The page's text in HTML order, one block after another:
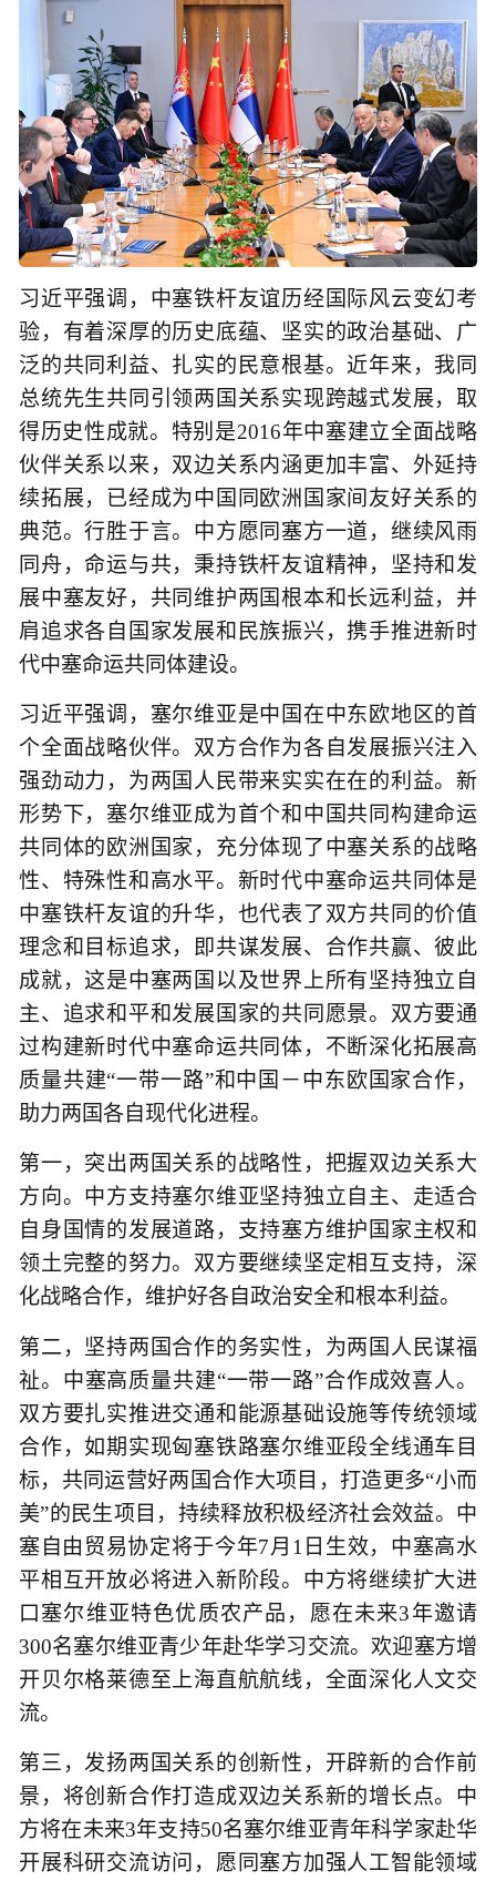
习近平强调，中塞铁杆友谊历经国际风云变幻考
验，有着深厚的历史底蕴、坚实的政治基础、广
泛的共同利益、扎实的民意根基。近年来，我同
总统先生共同引领两国关系实现跨越式发展，取
得历史性成就。特别是2016年中塞建立全面战略
伙伴关系以来，双边关系内涵更加丰富、外延持
续拓展，已经成为中国同欧洲国家间友好关系的
典范。行胜于言。中方愿同塞方一道，继续风雨
同舟，命运与共，秉持铁杆友谊精神，坚持和发
展中塞友好，共同维护两国根本和长远利益，并
肩追求各自国家发展和民族振兴，携手推进新时
代中塞命运共同体建设。
习近平强调，塞尔维亚是中国在中东欧地区的首
个全面战略伙伴。双方合作为各自发展振兴注入
强劲动力，为两国人民带来实实在在的利益。新
形势下，塞尔维亚成为首个和中国共同构建命运
共同体的欧洲国家，充分体现了中塞关系的战略
性、特殊性和高水平。新时代中塞命运共同体是
中塞铁杆友谊的升华，也代表了双方共同的价值
理念和目标追求，即共谋发展、合作共赢、彼此
成就，这是中塞两国以及世界上所有坚持独立自
主、追求和平和发展国家的共同愿景。双方要通
过构建新时代中塞命运共同体，不断深化拓展高
质量共建“一带一路”和中国－中东欧国家合作，
助力两国各自现代化进程。
第一，突出两国关系的战略性，把握双边关系大
方向。中方支持塞尔维亚坚持独立自主、走适合
自身国情的发展道路，支持塞方维护国家主权和
领土完整的努力。双方要继续坚定相互支持，深
化战略合作，维护好各自政治安全和根本利益。
第二，坚持两国合作的务实性，为两国人民谋福
祉。中塞高质量共建“一带一路”合作成效喜人。
双方要扎实推进交通和能源基础设施等传统领域
合作，如期实现匈塞铁路塞尔维亚段全线通车目
标，共同运营好两国合作大项目，打造更多“小而
美”的民生项目，持续释放积极经济社会效益。中
塞自由贸易协定将于今年7月1日生效，中塞高水
平相互开放必将进入新阶段。中方将继续扩大进
口塞尔维亚特色优质农产品，愿在未来3年邀请
300名塞尔维亚青少年赴华学习交流。欢迎塞方增
开贝尔格莱德至上海直航航线，全面深化人文交
流。
第三，发扬两国关系的创新性，开辟新的合作前
景，将创新合作打造成双边关系新的增长点。中
方将在未来3年支持50名塞尔维亚青年科学家赴华
开展科研交流访问，愿同塞方加强人工智能领域